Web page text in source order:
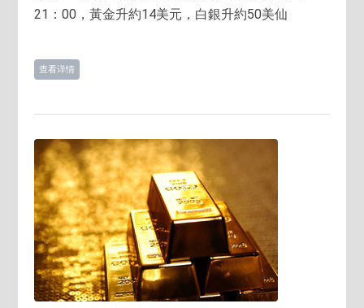
21：00，黃金升約14美元，白銀升約50美仙
查看详情